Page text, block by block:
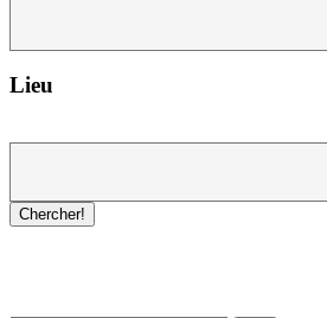
Lieu
Chercher!